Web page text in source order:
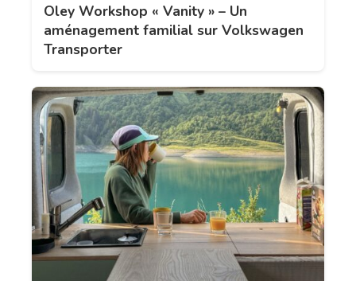
Oley Workshop « Vanity » – Un
aménagement familial sur Volkswagen
Transporter